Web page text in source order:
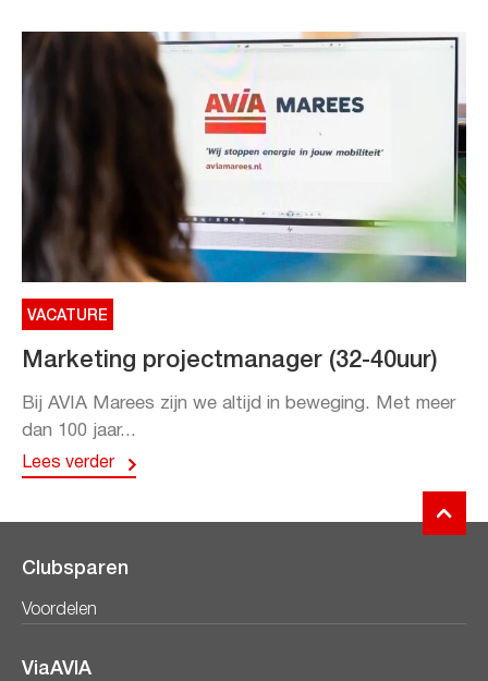
VACATURE
Marketing projectmanager (32-40uur)
Bij AVIA Marees zijn we altijd in beweging. Met meer
dan 100 jaar...
Lees verder
Clubsparen
Voordelen
ViaAVIA